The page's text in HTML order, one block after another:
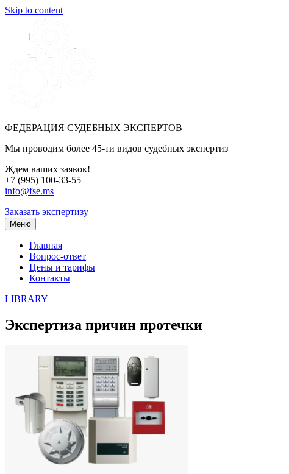
Skip to content
ФЕДЕРАЦИЯ СУДЕБНЫХ ЭКСПЕРТОВ
Мы проводим более 45-ти видов судебных экспертиз
Ждем ваших заявок!
+7 (995) 100-33-55
info@fse.ms
Заказать экспертизу
Меню
Главная
Вопрос-ответ
Цены и тарифы
Контакты
LIBRARY
Экспертиза причин протечки